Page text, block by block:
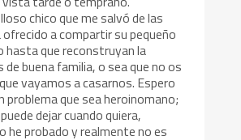
chico que me salvó de las
ofrecido a compartir su pequeño
que reconstruyan la
de buena familia, o sea que no os
vayamos a casarnos. Espero
problema que sea heroinomano;
dejar cuando quiera,
he probado y realmente no es